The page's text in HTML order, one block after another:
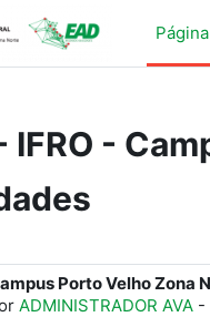
IFRO -
Porto Velho Zona
ADMINISTRADOR AVA -